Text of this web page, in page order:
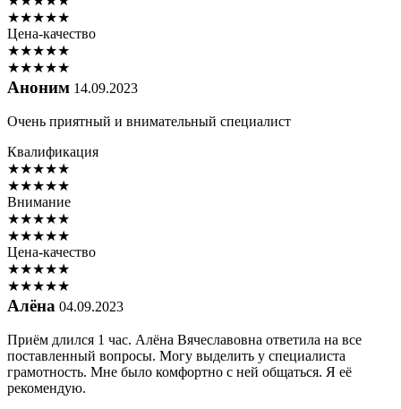
★★★★★
Цена-качество
★★★★★
★★★★★
Аноним 14.09.2023
Очень приятный и внимательный специалист
Квалификация
★★★★★
★★★★★
Внимание
★★★★★
★★★★★
Цена-качество
★★★★★
★★★★★
Алёна 04.09.2023
Приём длился 1 час. Алёна Вячеславовна ответила на все
поставленный вопросы. Могу выделить у специалиста
грамотность. Мне было комфортно с ней общаться. Я её
рекомендую.